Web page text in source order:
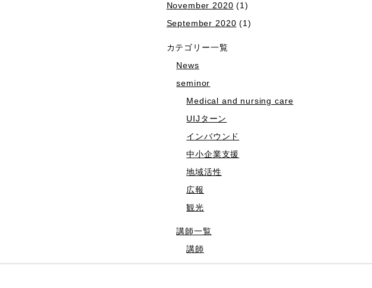
November 2020 (1)
September 2020 (1)
カテゴリー一覧
News
seminor
Medical and nursing care
UIJターン
インバウンド
中小企業支援
地域活性
広報
観光
講師一覧
講師